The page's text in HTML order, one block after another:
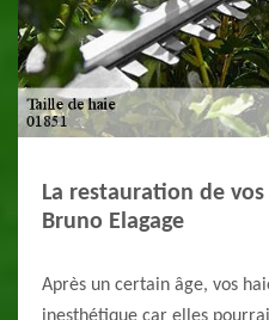
La restauration de
Bruno Elagage
Après un certain âge, vos